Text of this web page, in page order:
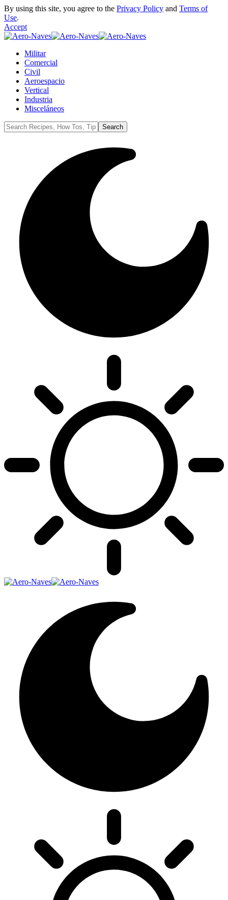
By using this site, you agree to the Privacy Policy and Terms of
Use.
Accept
Militar
Comercial
Civil
Aeroespacio
Vertical
Industria
Misceláneos